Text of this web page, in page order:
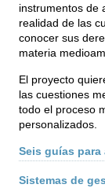
instrumentos de
realidad de las
conocer sus
materia
El proyecto
las cuestiones
todo el proceso
personalizados.
Seis guías para
Sistemas de